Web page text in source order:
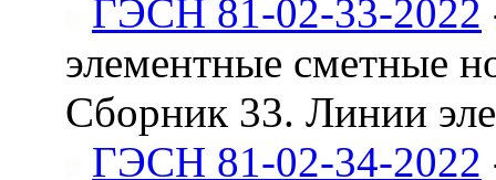
ГЭСН 81-02-33-2022
элементные сметные
Сборник 33. Линии
ГЭСН 81-02-34-2022